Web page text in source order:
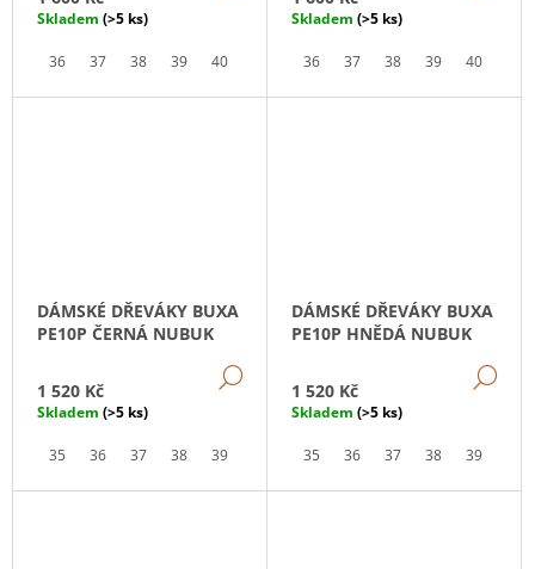
Skladem (>5 ks)
36 37 38 39 40
Skladem (>5 ks)
36 37 38 39 40
DÁMSKÉ DŘEVÁKY BUXA
PE10P ČERNÁ NUBUK
1 520 Kč
DETAIL
Skladem (>5 ks)
35 36 37 38 39 41 42
DÁMSKÉ DŘEVÁKY BUXA
PE10P HNĚDÁ NUBUK
1 520 Kč
Skladem (>5 ks)
35 36 37 38 39